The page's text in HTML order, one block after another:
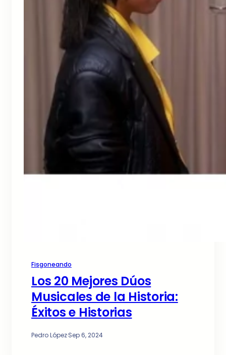
Fisgoneando
Los 20 Mejores Dúos
Musicales de la Historia:
Éxitos e Historias
Pedro López·Sep 6, 2024